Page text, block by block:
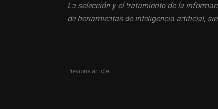
La selección y el tratamiento de la
de herramientas de inteligencia artificial,
Previous article